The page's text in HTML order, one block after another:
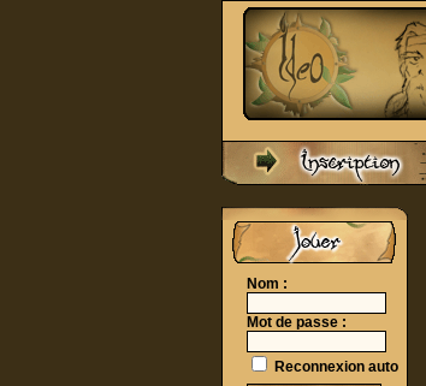
Nom :
Mot de passe :
Reconnexion auto